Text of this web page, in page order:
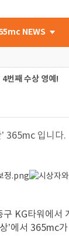
NEWS
번째 수상 영예!
365mc 입니다.
KG타워에서
’에서 365mc